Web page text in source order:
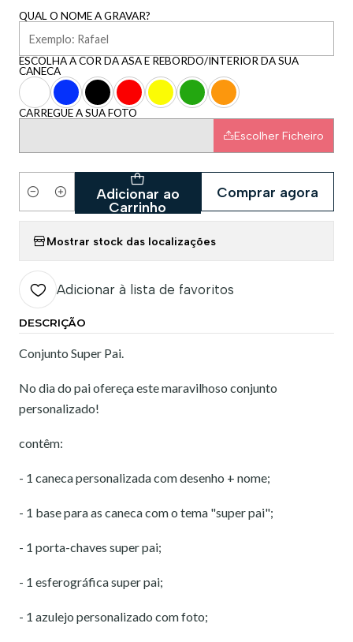
QUAL O NOME A GRAVAR?
ESCOLHA A COR DA ASA E REBORDO/INTERIOR DA SUA
CANECA
CARREGUE A SUA FOTO
Escolher Ficheiro
Quantidade
Adicionar ao
Carrinho
Comprar agora
Mostrar stock das localizações
Adicionar à lista de favoritos
DESCRIÇÃO
Conjunto Super Pai.
No dia do pai ofereça este maravilhoso conjunto
personalizado!
contêm:
- 1 caneca personalizada com desenho + nome;
- 1 base para as caneca com o tema "super pai";
- 1 porta-chaves super pai;
- 1 esferográfica super pai;
- 1 azulejo personalizado com foto;